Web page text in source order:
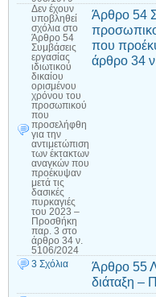
Δεν έχουν
υποβληθεί
σχόλια στο
Άρθρο 54
Συμβάσεις
εργασίας
ιδιωτικού
δικαίου
ορισμένου
χρόνου του
προσωπικού
που
προσελήφθη
για την
αντιμετώπιση
των έκτακτων
αναγκών που
προέκυψαν
μετά τις
δασικές
πυρκαγιές
του 2023 –
Προσθήκη
παρ. 3 στο
άρθρο 34 ν.
5106/2024
Άρθρο 54
που
άρθρο 34
3 Σχόλια
Άρθρο 55
διάταξη –